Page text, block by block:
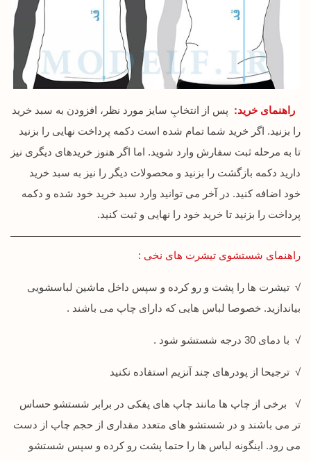
راهنمای خرید: پس از انتخابِ سایز مورد نظر، افزودن به سبد خرید
را بزنید. اگر خرید شما تمام شده است دکمه پرداخت نهایی را بزنید
تا به مرحله ثبت سفارش وارد شوید. اما اگر هنوز خریدهای دیگری نیز
دارید دکمه بازگشت را بزنید و محصولات دیگر را نیز به سبد خرید
خود اضافه کنید. در آخر می توانید وارد سبد خرید خود شده و دکمه
پرداخت را بزنید تا خرید خود را نهایی و ثبت کنید.
راهنمای شستشوی تیشرت های نخی :
√ تیشرت ها را پشت و رو کرده و سپس داخل ماشین لباسشویی
بیاندازید. خصوصا لباس هایی که دارای چاپ می باشند .
√ با دمای 30 درجه شستشو شود .
√ ترجیحا از پودرهای چند آنزیم استفاده نکنید
√ برخی از چاپ ها مانند چاپ های پفکی در برابر شستشو حساس
تر می باشند و در شستشو های متعدد مقداری از حجم چاپ از دست
می رود. اینگونه لباس ها را حتما پشت رو کرده و سپس شستشو